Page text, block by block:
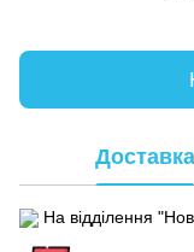
Доставка
На відділення